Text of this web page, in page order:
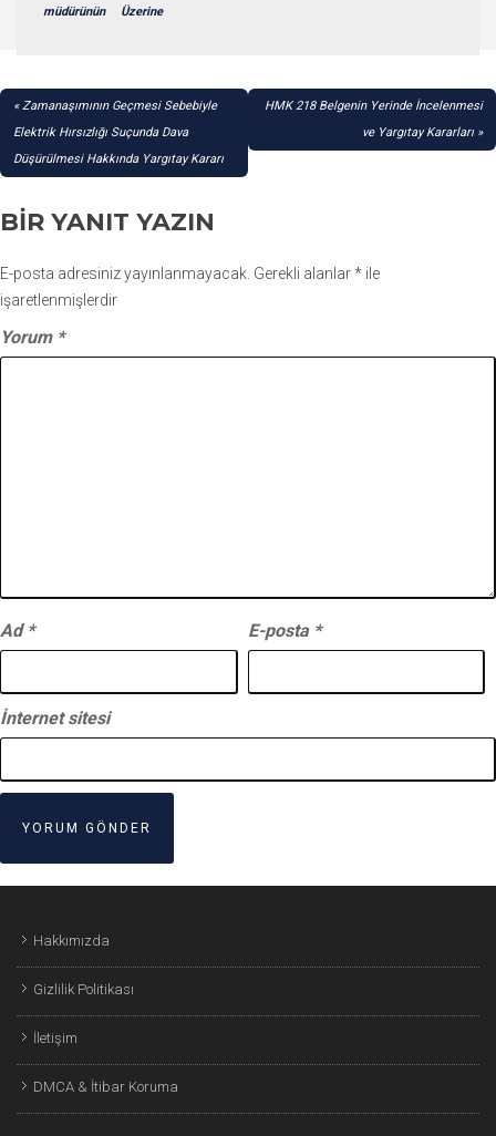
müdürünün Üzerine
YAZI
GEZINMESI
Zamanaşımının Geçmesi Sebebiyle
Elektrik Hırsızlığı Suçunda Dava
Düşürülmesi Hakkında Yargıtay Kararı
HMK 218 Belgenin Yerinde İncelenmesi
ve Yargıtay Kararları
BIR YANIT YAZIN
E-posta adresiniz yayınlanmayacak. Gerekli alanlar* ile
işaretlenmişlerdir
Yorum *
Ad * E-posta *
İnternet sitesi
Hakkımızda
Gizlilik Politikası
İletişim
DMCA & İtibar Koruma